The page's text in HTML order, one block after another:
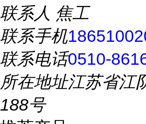
联系人 焦工
联系手机
联系电话0510-
所在地址江苏省江
188号